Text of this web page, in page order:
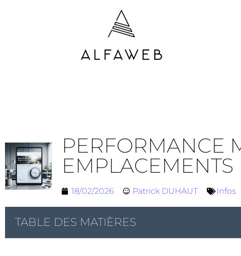
PERFORMANCE
EMPLACEMENTS
18/02/2026 Patrick DUHAUT Infos
TABLE DES MATIÈRES